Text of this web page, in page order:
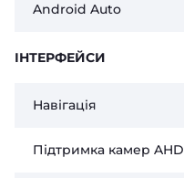
Android Auto
ІНТЕРФЕЙСИ
Навігація
Підтримка камер AHD